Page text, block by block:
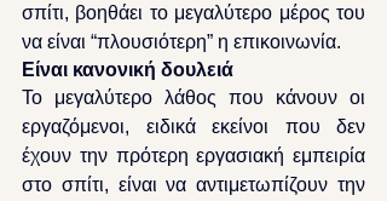
σπίτι, βοηθάει το μεγαλύτερο μέρος του
να είναι “πλουσιότερη” η επικοινωνία.
Είναι κανονική δουλειά
Το μεγαλύτερο λάθος που κάνουν οι
εργαζόμενοι, ειδικά εκείνοι που δεν
έχουν την πρότερη εργασιακή εμπειρία
στο σπίτι, είναι να αντιμετωπίζουν την